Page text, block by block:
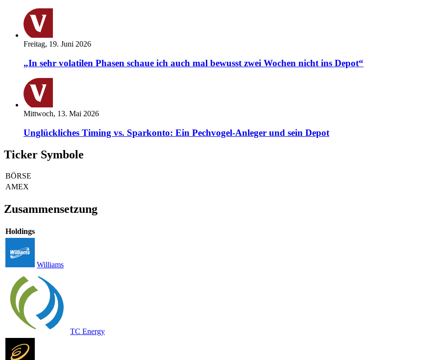
Freitag, 19. Juni 2026
„In sehr volatilen Phasen schaue ich auch mal bewusst zwei Wochen nicht ins Depot“
Mittwoch, 13. Mai 2026
Unglückliches Timing vs. Sparkonto: Ein Pechvogel-Anleger und sein Depot
Ticker Symbole
BÖRSE
AMEX
Zusammensetzung
Holdings
Williams
TC Energy